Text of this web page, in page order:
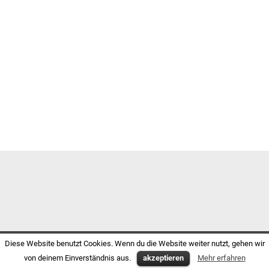
Diese Website benutzt Cookies. Wenn du die Website weiter nutzt, gehen wir
von deinem Einverständnis aus.
akzeptieren Mehr erfahren